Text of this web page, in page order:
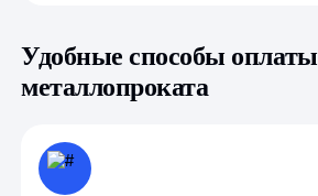
Удобные способы
металлопроката